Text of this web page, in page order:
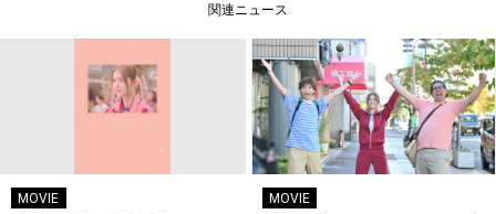
関連ニュース
MOVIE MOVIE